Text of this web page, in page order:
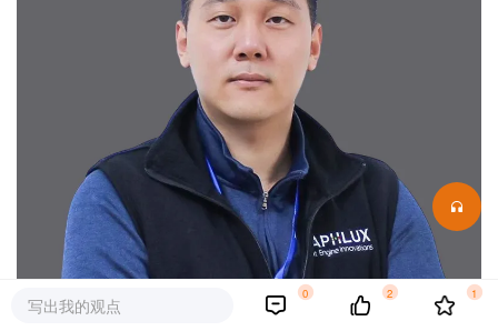
写出我的观点
0 2 1